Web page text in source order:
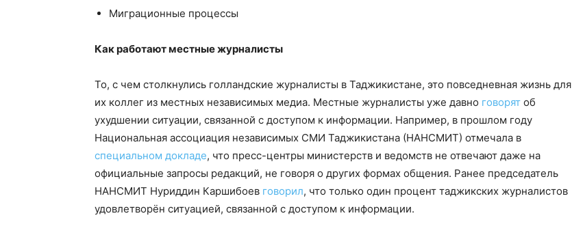
Миграционные процессы
Как работают местные журналисты
То, с чем столкнулись голландские журналисты в Таджикистане, это повседневная жизнь для
их коллег из местных независимых медиа. Местные журналисты уже давно говорят об
ухудшении ситуации, связанной с доступом к информации. Например, в прошлом году
Национальная ассоциация независимых СМИ Таджикистана (НАНСМИТ) отмечала в
специальном докладе, что пресс-центры министерств и ведомств не отвечают даже на
официальные запросы редакций, не говоря о других формах общения. Ранее председатель
НАНСМИТ Нуриддин Каршибоев говорил, что только один процент таджикских журналистов
удовлетворён ситуацией, связанной с доступом к информации.